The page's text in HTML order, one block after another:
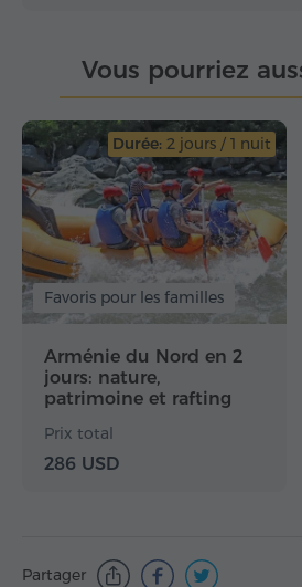
Vous pourriez
Durée: 2 jours / 1 nuit
Favoris pour les familles
Arménie du Nord en 2
jours: nature,
patrimoine et rafting
Prix total
286 USD
Partager